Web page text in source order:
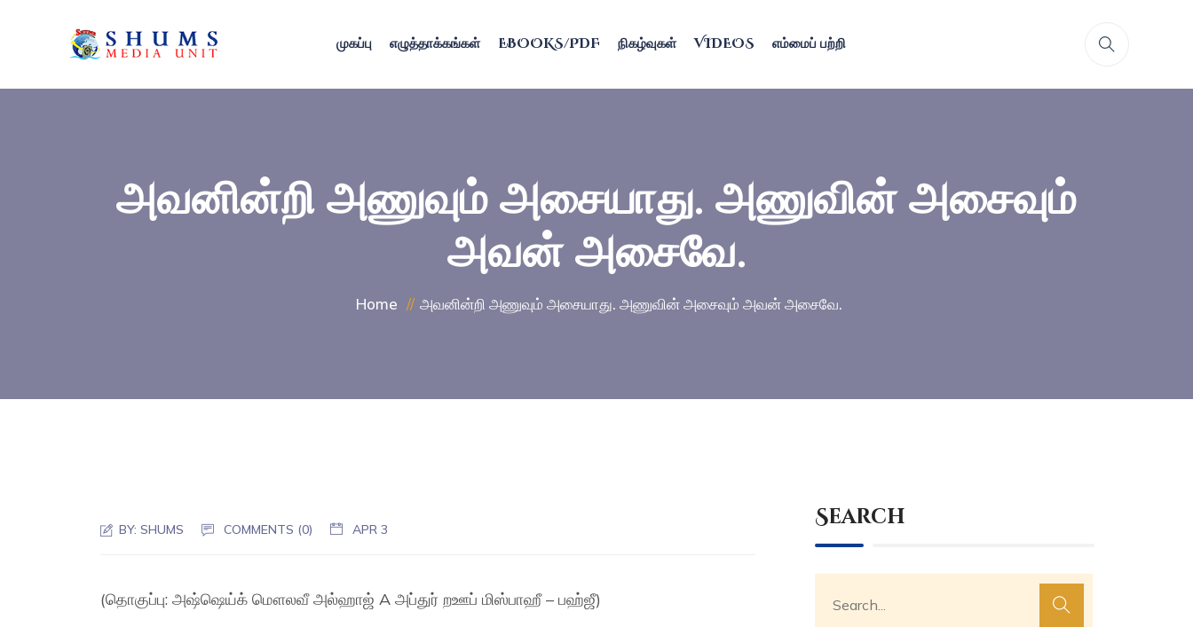
முகப்பு எழுத்தாக்கங்கள் EBOOKS/PDF நிகழ்வுகள் VIDEOS எம்மைப் பற்றி
அவனின்றி அணுவும் அசையாது. அணுவின் அசைவும்
அவன் அசைவே.
Home அவனின்றி அணுவும் அசையாது. அணுவின் அசைவும் அவன் அசைவே.
BY:SHUMS COMMENTS (0) APR 3
(தொகுப்பு: அஷ்ஷெய்க் மௌலவீ அல்ஹாஜ் A அப்துர் றஊப் மிஸ்பாஹீ – பஹ்ஜீ)
Search